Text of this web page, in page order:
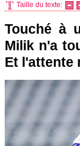
Taille du texte:
Touché à
Milik n'a
Et l'attente